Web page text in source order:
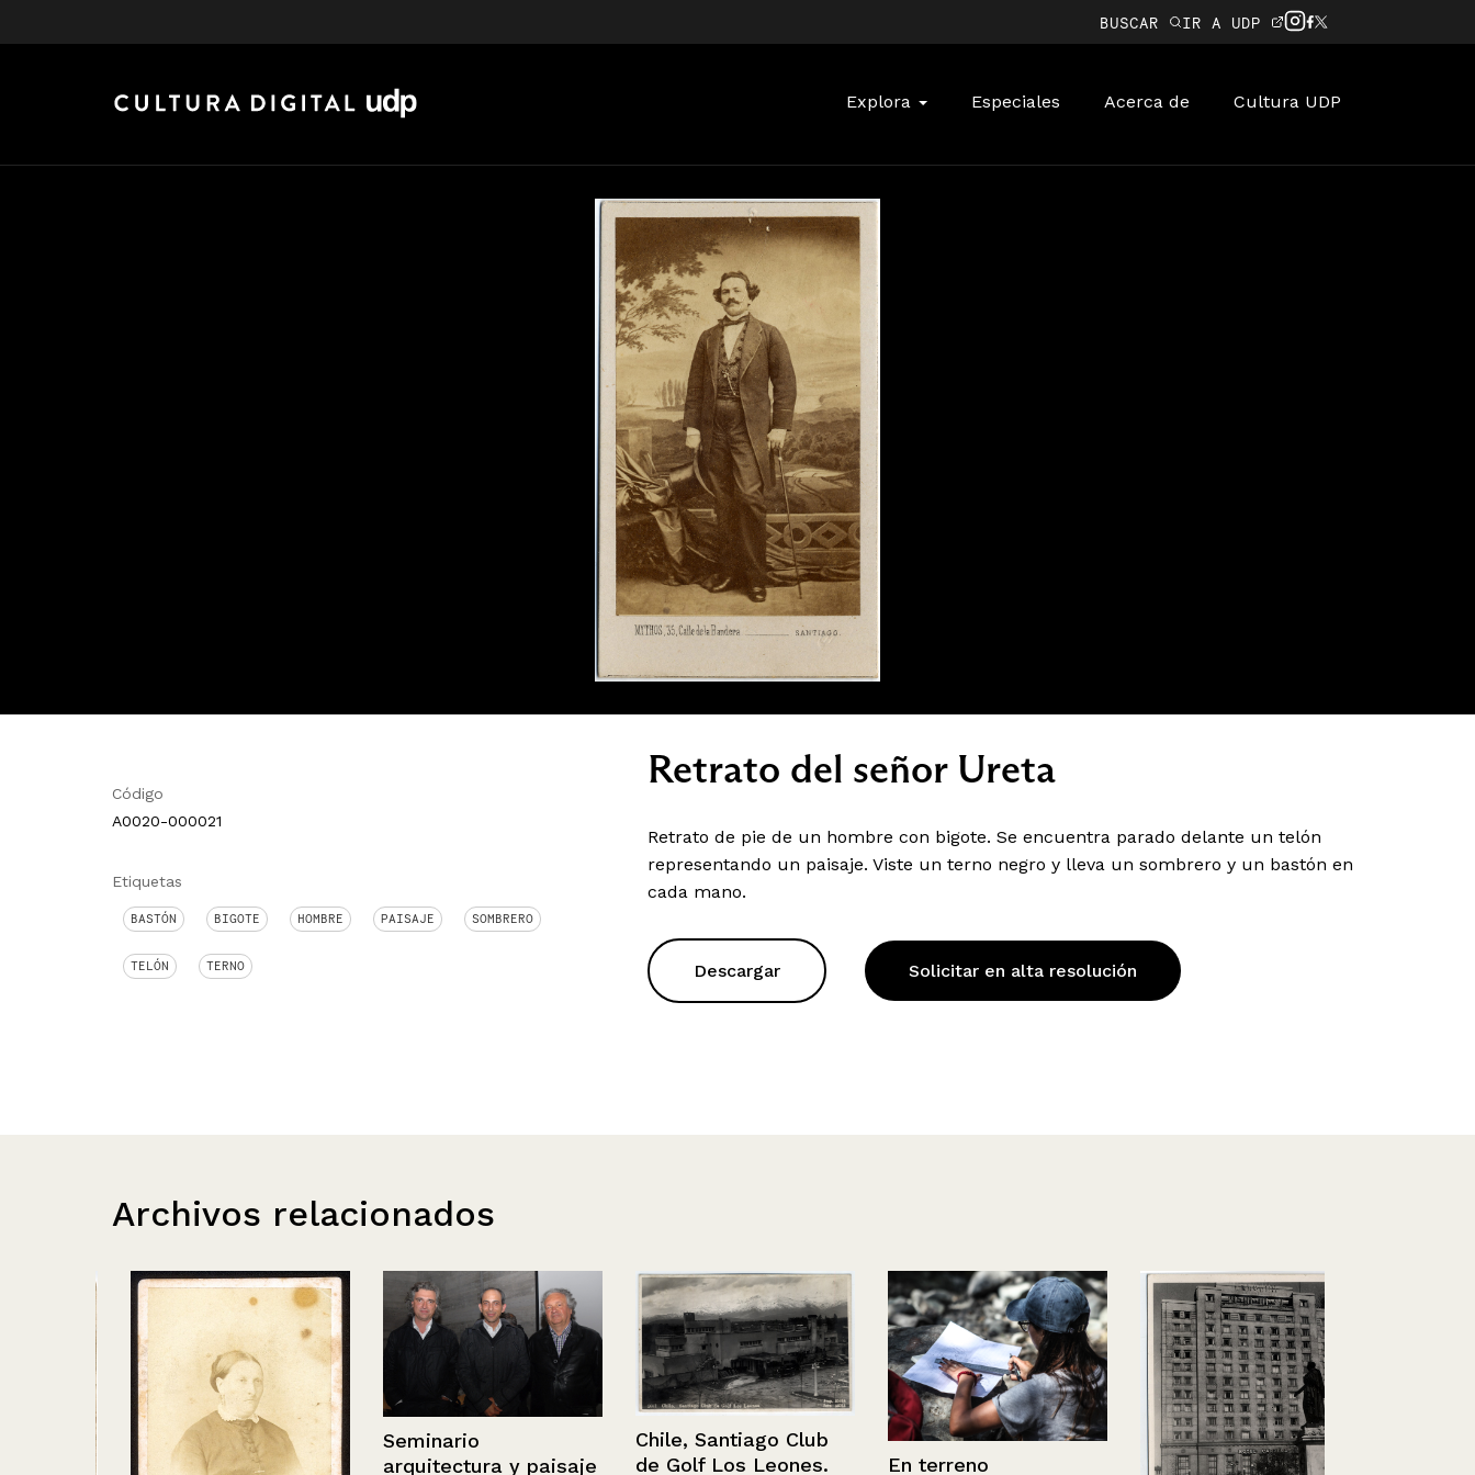
BUSCAR IR A UDP
Explora Especiales Acerca de Cultura UDP
Código
A0020-000021
Etiquetas
BASTÓN BIGOTE HOMBRE PAISAJE SOMBRERO
TELÓN TERNO
Retrato del señor Ureta
Retrato de pie de un hombre con bigote. Se encuentra parado delante un telón
representando un paisaje. Viste un terno negro y lleva un sombrero y un bastón en
cada mano.
Descargar Solicitar en alta resolución
Archivos relacionados
Seminario
arquitectura y paisaje
Chile, Santiago Club
de Golf Los Leones.
En terreno